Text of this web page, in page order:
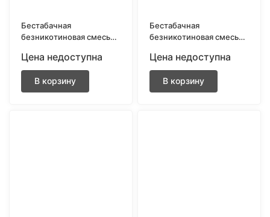
Бестабачная
безникотиновая смесь
250gr Сибирский
лимонад
Цена недоступна
В корзину
Бестабачная
безникотиновая смесь
250gr Спелая земляника
Цена недоступна
В корзину